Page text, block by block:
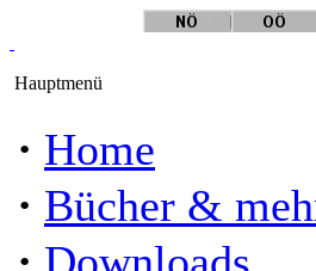
Hauptmenü
· Home
· Bücher &